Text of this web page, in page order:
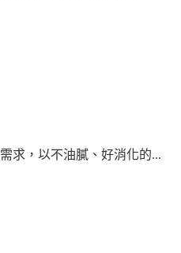
求，以不油膩、好消化的...